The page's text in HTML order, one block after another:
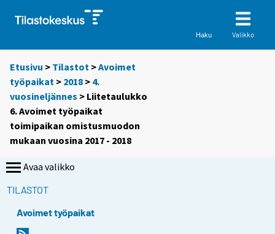
Haku Valikko
Etusivu > Tilastot >Avoimet
työpaikat > 2018 > 4.
vuosineljännes > Liitetaulukko
6. Avoimet työpaikat
toimipaikan omistusmuodon
mukaan vuosina 2017 - 2018
Avaa valikko
TILASTOT
Avoimet työpaikat